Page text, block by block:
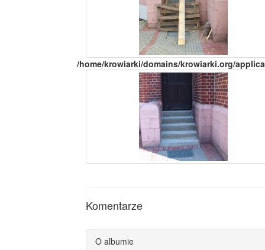
/home/krowiarki/domains/krowiarki.org/
Komentarze
O albumie